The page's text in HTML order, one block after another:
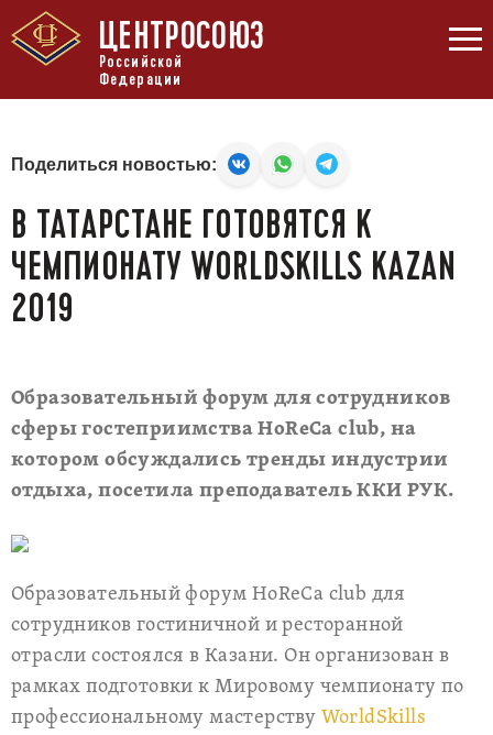
ЦЕНТРОСОЮЗ
Российской
Федерации
Поделиться новостью:
В ТАТАРСТАНЕ ГОТОВЯТСЯ К
ЧЕМПИОНАТУ WORLDSKILLS KAZAN
2019
Образовательный форум для сотрудников
сферы гостеприимства HoReCa club, на
котором обсуждались тренды индустрии
отдыха, посетила преподаватель ККИ РУК.
Образовательный форум HoReCa club для
сотрудников гостиничной и ресторанной
отрасли состоялся в Казани. Он организован в
рамках подготовки к Мировому чемпионату по
профессиональному мастерству WorldSkills